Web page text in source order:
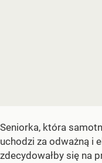
Seniorka, która
uchodzi za odważną i
zdecydowałby się na